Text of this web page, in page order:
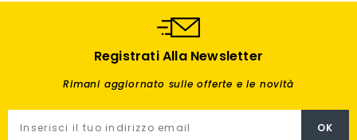
Registrati Alla Newsletter
Rimani aggiornato sulle offerte e le novità